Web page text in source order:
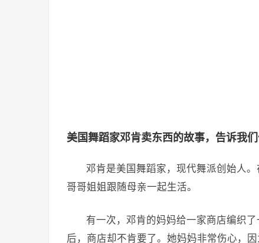
美国舞蹈家邓肯卖东西的故事，告诉我们
邓肯是美国舞蹈家，现代舞派创始人
哥哥姐姐跟随母亲一起生活。
有一次，邓肯的妈妈给一家商店编织
后，商店却不肯要了。她妈妈非常伤心，